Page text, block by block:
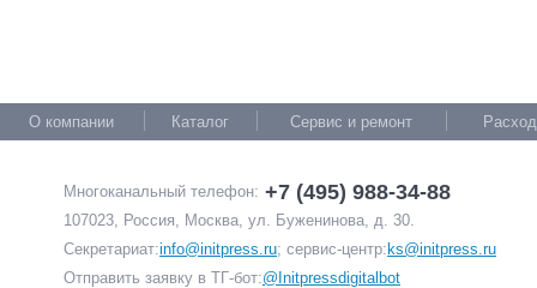
О компании Каталог Сервис и ремонт
Многоканальный телефон: +7 (495) 988-34-88
107023, Россия, Москва, ул. Буженинова, д. 30.
Секретариат:info@initpress.ru; сервис-центр: ks@initpress.ru
Отправить заявку в ТГ-бот:@Initpressdigitalbot